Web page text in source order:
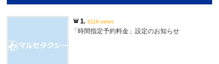
1.6116 views
「時間指定予約料金」設定のお知らせ